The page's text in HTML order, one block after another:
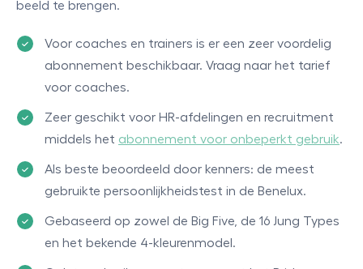
beeld te brengen.
Voor coaches en trainers is er een zeer voordelig
abonnement beschikbaar. Vraag naar het tarief
voor coaches.
Zeer geschikt voor HR-afdelingen en recruitment
middels het abonnement voor onbeperkt gebruik.
Als beste beoordeeld door kenners: de meest
gebruikte persoonlijkheidstest in de Benelux.
Gebaseerd op zowel de Big Five, de 16 Jung Types
en het bekende 4-kleurenmodel.